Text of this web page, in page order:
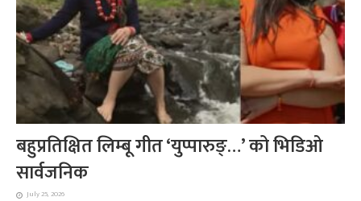
बहुप्रतिक्षित लिम्बू गीत ‘युप्पारुङ्…’ को भिडिओ
सार्वजनिक
July 25, 2026